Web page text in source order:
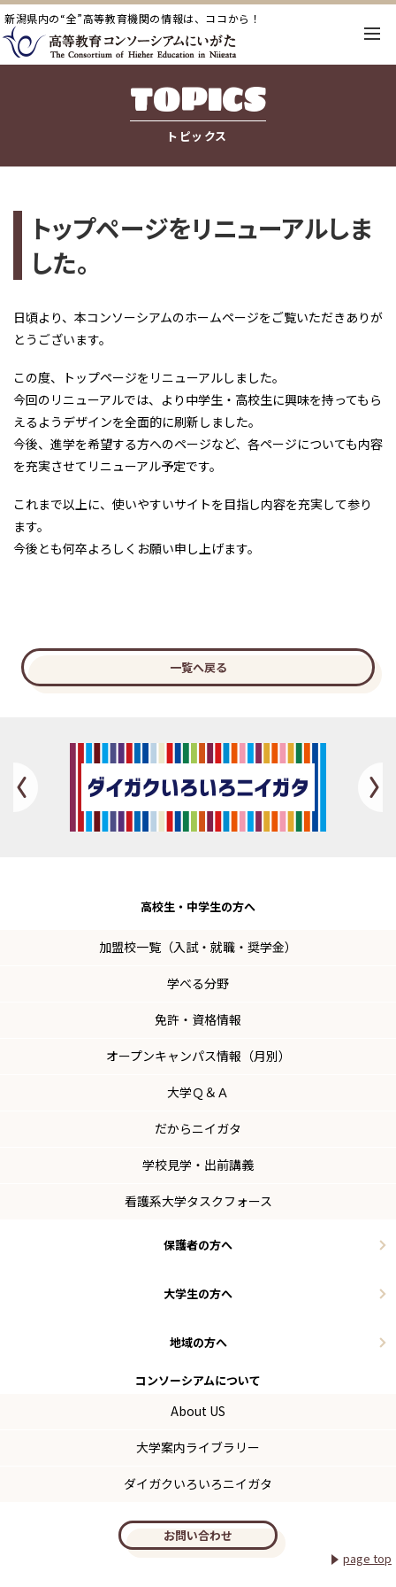
新潟県内の“全”高等教育機関の情報は、ココから！
TOPICS
トピックス
トップページをリニューアルしま
した。
日頃より、本コンソーシアムのホームページをご覧いただきありが
とうございます。
この度、トップページをリニューアルしました。
今回のリニューアルでは、より中学生・高校生に興味を持ってもら
えるようデザインを全面的に刷新しました。
今後、進学を希望する方へのページなど、各ページについても内容
を充実させてリニューアル予定です。
これまで以上に、使いやすいサイトを目指し内容を充実して参り
ます。
今後とも何卒よろしくお願い申し上げます。
一覧へ戻る
Previous
高校生・ 中学生の方へ
加盟校一覧（入試・就職・奨学金）
学べる分野
免許・資格情報
オープンキャンパス情報（月別）
大学Ｑ＆Ａ
だからニイガタ
学校見学・出前講義
看護系大学タスクフォース
保護者の方へ
大学生の方へ
地域の方へ
コンソーシアムについて
About US
大学案内ライブラリー
ダイガクいろいろニイガタ
お問い合わせ
page top